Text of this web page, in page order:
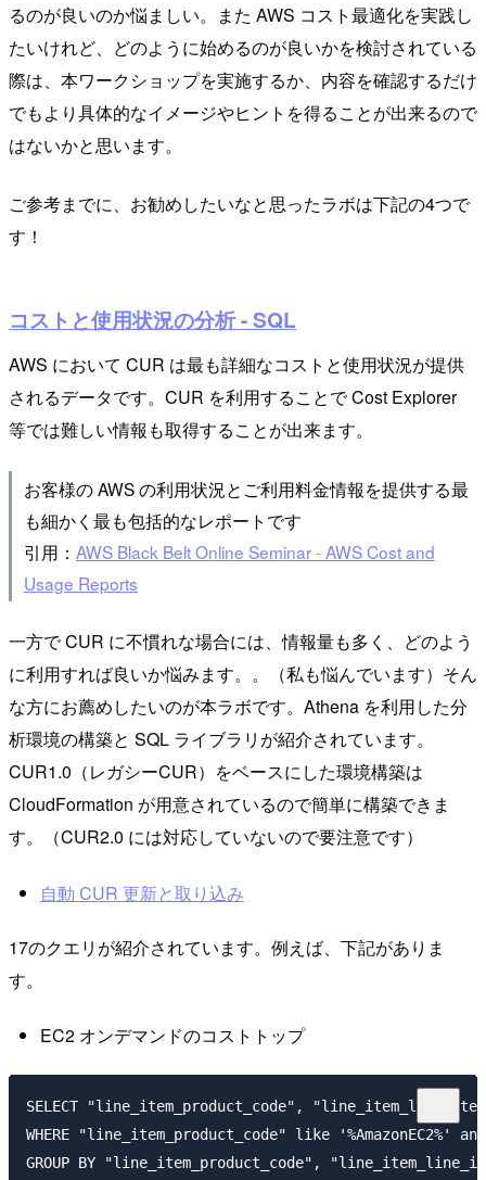
るのが良いのか悩ましい。また AWS コスト最適化を実践し
たいけれど、どのように始めるのが良いかを検討されている
際は、本ワークショップを実施するか、内容を確認するだけ
でもより具体的なイメージやヒントを得ることが出来るので
はないかと思います。
ご参考までに、お勧めしたいなと思ったラボは下記の4つで
す！
コストと使用状況の分析 - SQL
AWS において CUR は最も詳細なコストと使用状況が提供
されるデータです。CUR を利用することで Cost Explorer
等では難しい情報も取得することが出来ます。
お客様の AWS の利用状況とご利用料金情報を提供する最
も細かく最も包括的なレポートです
引用： AWS Black Belt Online Seminar - AWS Cost and
Usage Reports
一方で CUR に不慣れな場合には、情報量も多く、どのよう
に利用すれば良いか悩みます。。（私も悩んでいます）そん
な方にお薦めしたいのが本ラボです。Athena を利用した分
析環境の構築と SQL ライブラリが紹介されています。
CUR1.0（レガシーCUR）をベースにした環境構築は
CloudFormation が用意されているので簡単に構築できま
す。（CUR2.0 には対応していないので要注意です）
自動 CUR 更新と取り込み
17のクエリが紹介されています。例えば、下記がありま
す。
EC2 オンデマンドのコストトップ
SELECT "line_item_product_code",
WHERE "line_item_product_code" like '%AmazonEC2%'
GROUP BY "line_item_product_code",